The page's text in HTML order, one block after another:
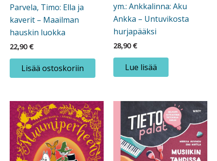
Parvela, Timo: Ella ja
kaverit – Maailman
hauskin luokka
22,90€
Lisää ostoskoriin
ym.: Ankkalinna: Aku
Ankka – Untuvikosta
hurjapääksi
28,90€
Lue lisää